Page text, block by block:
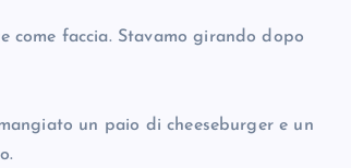
come faccia. Stavamo girando dopo
un paio di cheeseburger e un